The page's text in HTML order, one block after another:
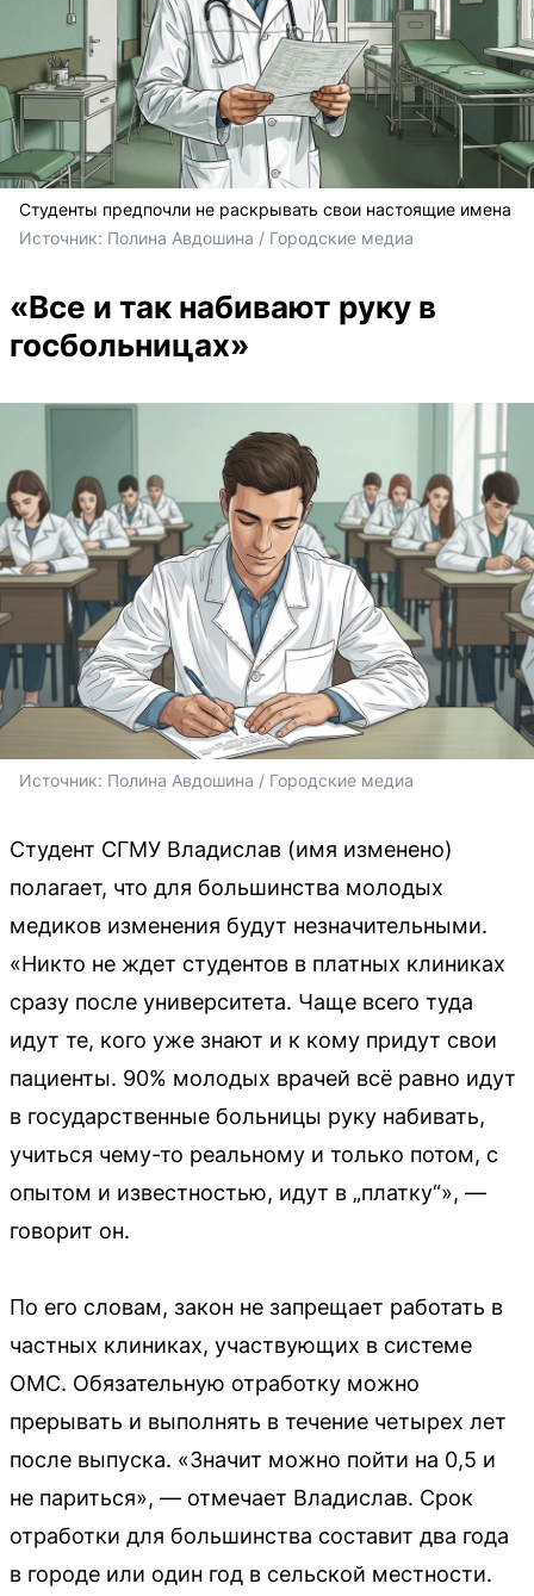
Студенты предпочли не раскрывать свои настоящие имена
Источник: Полина Авдошина / Городские медиа
«Все и так набивают руку в
госбольницах»
Источник: Полина Авдошина / Городские медиа
Студент СГМУ Владислав (имя изменено)
полагает, что для большинства молодых
медиков изменения будут незначительными.
«Никто не ждет студентов в платных клиниках
сразу после университета. Чаще всего туда
идут те, кого уже знают и к кому придут свои
пациенты. 90% молодых врачей всё равно идут
в государственные больницы руку набивать,
учиться чему-то реальному и только потом, с
опытом и известностью, идут в „платку“», —
говорит он.
По его словам, закон не запрещает работать в
частных клиниках, участвующих в системе
ОМС. Обязательную отработку можно
прерывать и выполнять в течение четырех лет
после выпуска. «Значит можно пойти на 0,5 и
не париться», — отмечает Владислав. Срок
отработки для большинства составит два года
в городе или один год в сельской местности.